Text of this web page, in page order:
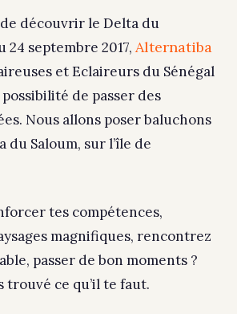
découvrir le Delta du
24 septembre 2017, Alternatiba
et Eclaireurs du Sénégal
de passer des
Nous allons poser baluchons
Saloum, sur l’île de
tes compétences,
magnifiques, rencontrez
passer de bon moments ?
trouvé ce qu’il te faut.